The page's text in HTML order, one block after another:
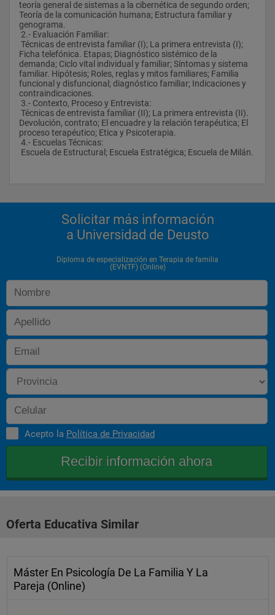
teoría general de sistemas a la cibernética de segundo orden;
Teoría de la comunicación humana; Estructura familiar y
genograma.
2.- Evaluación Familiar:
Ficha telefónica. Etapas; Diagnóstico sistémico de la
demanda; Ciclo vital individual y familiar; Síntomas y sistema
familiar. Hipótesis; Roles, reglas y mitos familiares; Familia
funcional y disfuncional; diagnóstico familiar; Indicaciones y
contraindicaciones.
3.- Contexto, Proceso y Entrevista:
Devolución, contrato; El encuadre y la relación terapéutica; El
proceso terapéutico; Etica y Psicoterapia.
4.- Escuelas Técnicas:
Escuela de Estructural; Escuela Estratégica; Escuela de Milán.
Solicitar más información
a Universidad de Deusto
Diploma de especialización en Terapia de familia
(EVNTF) (Online)
Acepto la Política de Privacidad
Oferta Educativa Similar
Máster En Psicología De La Familia Y La
Pareja (Online)